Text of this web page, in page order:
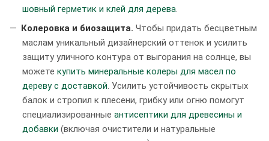
шовный герметик и клей для дерева.
Колеровка и биозащита. Чтобы придать бесцветным
маслам уникальный дизайнерский оттенок и усилить
защиту уличного контура от выгорания на солнце, вы
можете купить минеральные колеры для масел по
дереву с доставкой. Усилить устойчивость скрытых
балок и стропил к плесени, грибку или огню помогут
специализированные антисептики для древесины и
добавки (включая очистители и натуральные